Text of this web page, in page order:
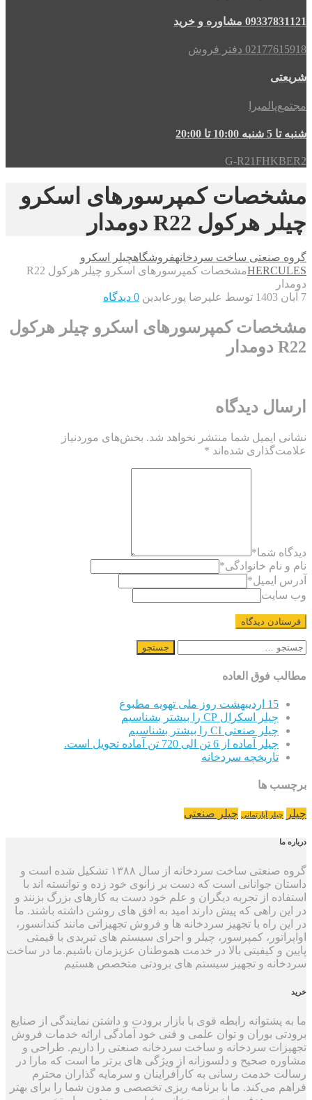
09337831121 مشاوره و خرید
02177615918 دفتر فروش
شریعتی
مجتمع‌پالمیرا
شنبه تا 5 شنبه 10:00 تا 20:00
G-R21FHKBER2
مشخصات کمپرسورهای اسکرو
چیلر هرکول R22 دومدار
گروه صنعتی ساخت سردخانهفروشگاهچیلر اسکرو
HERCULES
مشخصات کمپرسورهای اسکرو چیلر هرکول R22
دومدار
7 آبان 1403
توسط علیرضا پورعابدین 0 دیدگاه
مشخصات کمپرسورهای اسکرو چیلر هرکول
R22 دومدار
ارسال دیدگاه
نشانی ایمیل شما منتشر نخواهد شد. بخش‌های موردنیاز
علامت‌گذاری شده‌اند *
دیدگاه شما*
نام و نام خانوادگی*
آدرس ایمیل*
وب سایت
جستجو
مطالب فوق العاده
15 اردیبهشت روز ملی تهویه مطبوع
چیلر اسکرال CP را بیشتر بشناسیم
چیلر صنعتی CI را بیشتر بشناسیم
چیلر آماده از 6 تن الی 720 تن آماده تحویل است.
تاریخچه سردخانه
برچسب ها
چیلر چیلر آپارتمانی چیلر صنعتی
درباره ما
گروه صنعتی ساخت سردخانه از سال ۱۳۸۸ تشکیل شده است و
داستان جوانانی است که دست بر زانوی خود زده و توانسته اند با
استفاده از تجربه دیگران و علم خود دست به کارهای بزرگ بزنند و
در این راهی که پیش دارند امید به افق های روشن داشته باشند. ما
در این راه با تجهیز سردخانه ها و فروش تجهیزاتی مانند کندانسور،
اواپراتور، کمپرسور، چیلر و اجرای سیستم های تبریدی با قیمتی
پایین و کیفیتی بالا در خدمت هموطنان عزیزمان باشیم.ما در ساخت
سردخانه و تجهیز سیستم های برودتی متخصص هستیم
خرید
ما به پشتوانه رابطه قوی با بازار برودت و داشتن نمایندگی از صنایع
برودتی بوران و توان علمی و فنی خود آمادگی ارائه خدمات فروش
تجهیزات سردخانه و ساخت سردخانه صنعتی را داریم. طراحی و
مشاوره صحیح و دلسوزانه از ویژگی های برتر ما است که مارا در
رسالت خدمت رسانی به کارآفراینان و سرمایه گذاران محترم
فراهم می‌کند. ما با برنامه ریزی تخصصی و مدون شما را برای بهتر